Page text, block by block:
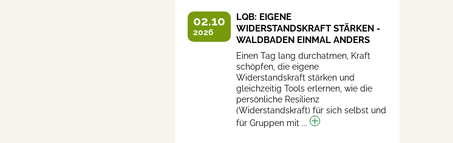
02.10
2026
LQB: EIGENE
WIDERSTANDSKRAFT STÄRKEN -
WALDBADEN EINMAL ANDERS
Einen Tag lang durchatmen, Kraft
schöpfen, die eigene
Widerstandskraft stärken und
gleichzeitig Tools erlernen, wie die
persönliche Resilienz
(Widerstandskraft) für sich selbst und
für Gruppen mit ...